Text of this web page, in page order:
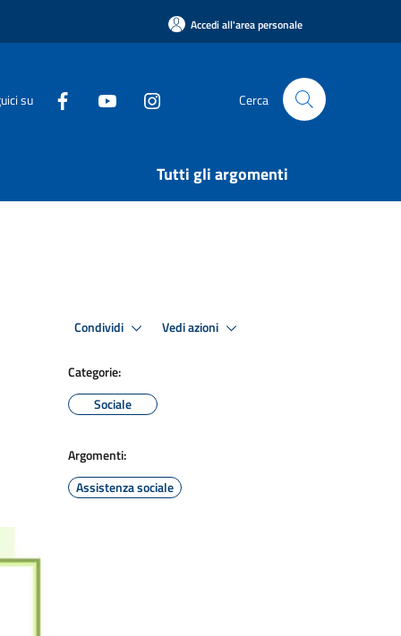
Accedi all'area personale
su Cerca
Tutti gli argomenti
Condividi Vedi azioni
Categorie:
Sociale
Argomenti:
Assistenza sociale